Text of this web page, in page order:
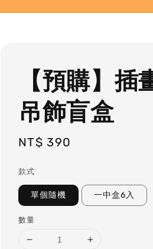
【預購】插
吊飾盲盒
Regular
NT$ 390
款式
單個隨機 一中盒6入
數量